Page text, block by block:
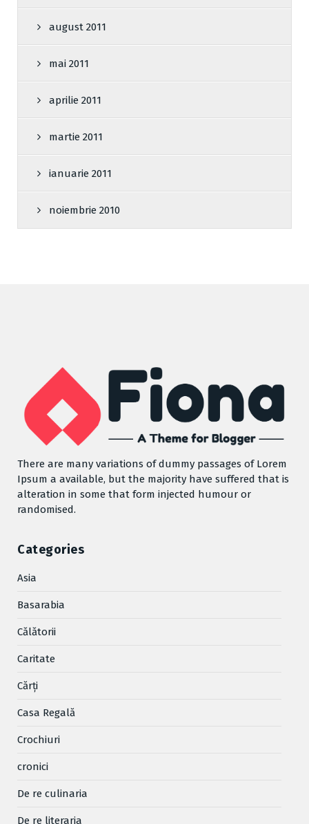
august 2011
mai 2011
aprilie 2011
martie 2011
ianuarie 2011
noiembrie 2010
There are many variations of dummy passages of Lorem
Ipsum a available, but the majority have suffered that is
alteration in some that form injected humour or
randomised.
Categories
Asia
Basarabia
Cǎlǎtorii
Caritate
Cărţi
Casa Regală
Crochiuri
cronici
De re culinaria
De re literaria